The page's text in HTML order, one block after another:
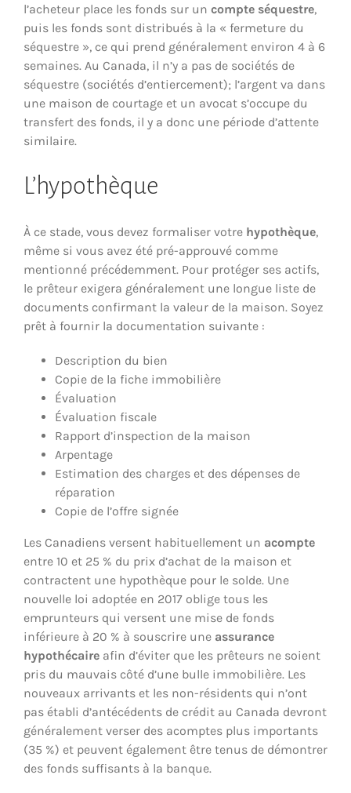
l’acheteur place les fonds sur un compte séquestre,
puis les fonds sont distribués à la « fermeture du
séquestre », ce qui prend généralement environ 4 à 6
semaines. Au Canada, il n’y a pas de sociétés de
séquestre (sociétés d’entiercement); l’argent va dans
une maison de courtage et un avocat s’occupe du
transfert des fonds, il y a donc une période d’attente
similaire.
L’hypothèque
À ce stade, vous devez formaliser votre hypothèque,
même si vous avez été pré-approuvé comme
mentionné précédemment. Pour protéger ses actifs,
le prêteur exigera généralement une longue liste de
documents confirmant la valeur de la maison. Soyez
prêt à fournir la documentation suivante :
Description du bien
Copie de la fiche immobilière
Évaluation
Évaluation fiscale
Rapport d’inspection de la maison
Arpentage
Estimation des charges et des dépenses de
réparation
Copie de l’offre signée
Les Canadiens versent habituellement un acompte
entre 10 et 25 % du prix d’achat de la maison et
contractent une hypothèque pour le solde. Une
nouvelle loi adoptée en 2017 oblige tous les
emprunteurs qui versent une mise de fonds
inférieure à 20 % à souscrire une assurance
hypothécaire afin d’éviter que les prêteurs ne soient
pris du mauvais côté d’une bulle immobilière. Les
nouveaux arrivants et les non-résidents qui n’ont
pas établi d’antécédents de crédit au Canada devront
généralement verser des acomptes plus importants
(35 %) et peuvent également être tenus de démontrer
des fonds suffisants à la banque.